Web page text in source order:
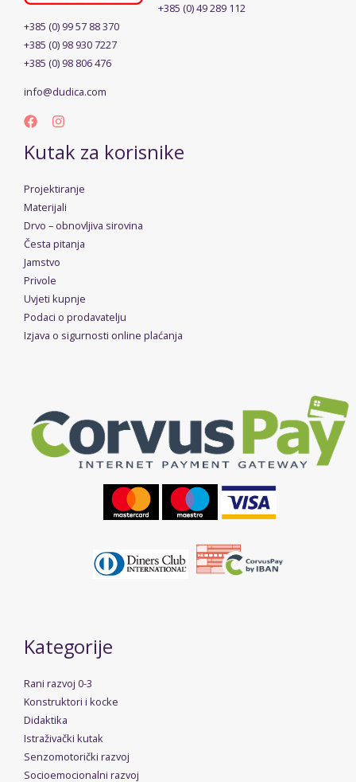
+385 (0) 49 289 112
+385 (0) 99 57 88 370
+385 (0) 98 930 7227
+385 (0) 98 806 476
info@dudica.com
Kutak za korisnike
Projektiranje
Materijali
Drvo – obnovljiva sirovina
Česta pitanja
Jamstvo
Privole
Uvjeti kupnje
Podaci o prodavatelju
Izjava o sigurnosti online plaćanja
Kategorije
Rani razvoj 0-3
Konstruktori i kocke
Didaktika
Istraživački kutak
Senzomotorički razvoj
Socioemocionalni razvoj